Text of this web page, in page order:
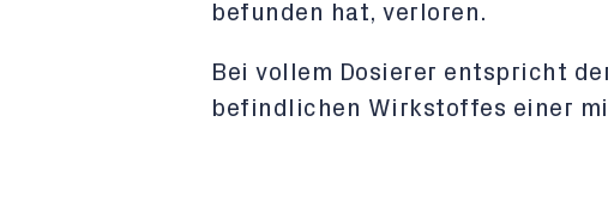
befunden hat, verloren.
Bei vollem Dosierer entspricht
befindlichen Wirkstoffes einer